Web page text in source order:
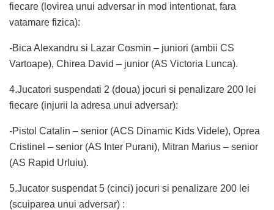
fiecare (lovirea unui adversar in mod intentionat, fara
vatamare fizica):
-Bica Alexandru si Lazar Cosmin – juniori (ambii CS
Vartoape), Chirea David – junior (AS Victoria Lunca).
4.Jucatori suspendati 2 (doua) jocuri si penalizare 200 lei
fiecare (injurii la adresa unui adversar):
-Pistol Catalin – senior (ACS Dinamic Kids Videle), Oprea
Cristinel – senior (AS Inter Purani), Mitran Marius – senior
(AS Rapid Urluiu).
5.Jucator suspendat 5 (cinci) jocuri si penalizare 200 lei
(scuiparea unui adversar) :